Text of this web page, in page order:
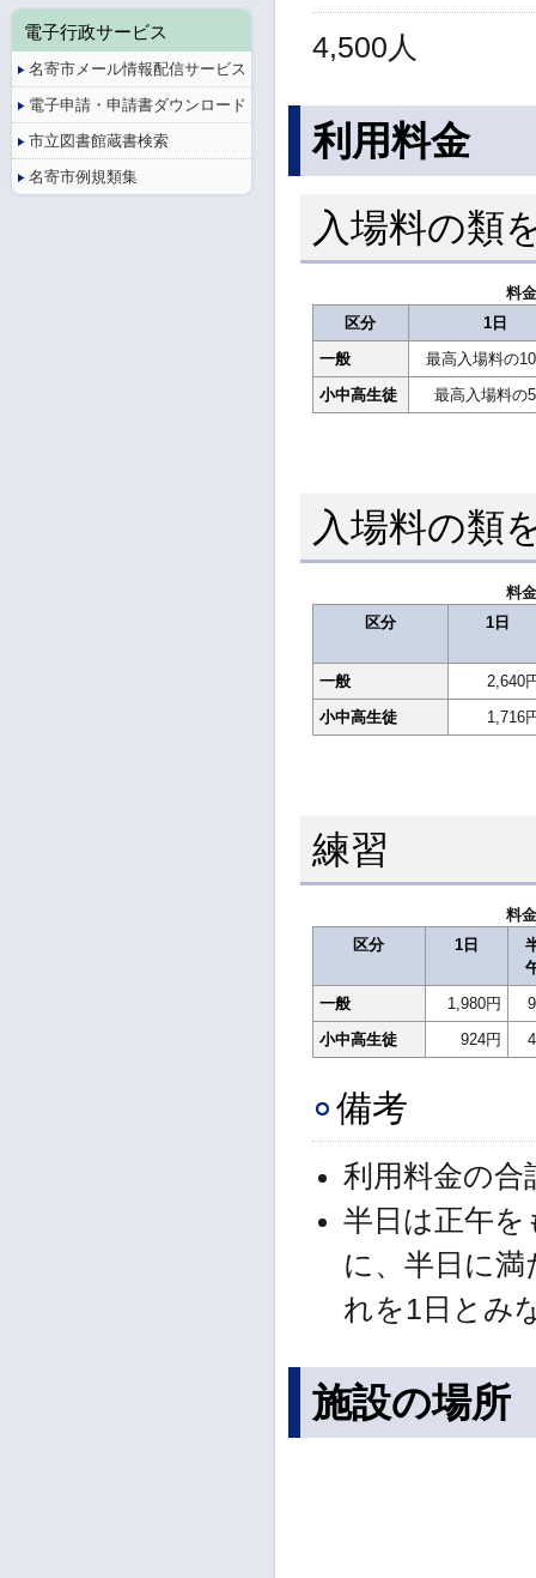
4,500人
利用料金
入場料の類
料
区分
1日
一般
最高入場料の
小中高生徒
最高入場料の
入場料の類
料
区分
1日
一般
2,640
小中高生徒
1,716
練習
料
区分
1日
一般
1,980円
小中高生徒
924円
備考
利用料金の合
半日は正午
に、半日に
れを1日とみ
施設の場所
電子行政サービス
名寄市メール情報配信サービス
電子申請・申請書ダウンロード
市立図書館蔵書検索
名寄市例規類集